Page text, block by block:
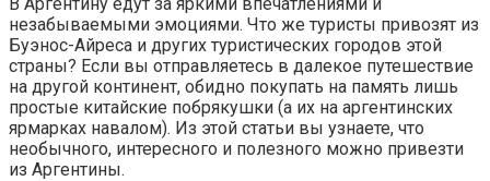
незабываемыми эмоциями. Что же туристы привозят из
Буэнос-Айреса и других туристических городов этой
страны? Если вы отправляетесь в далекое путешествие
на другой континент, обидно покупать на память лишь
простые китайские побрякушки (а их на аргентинских
ярмарках навалом). Из этой статьи вы узнаете, что
необычного, интересного и полезного можно привезти
из Аргентины.